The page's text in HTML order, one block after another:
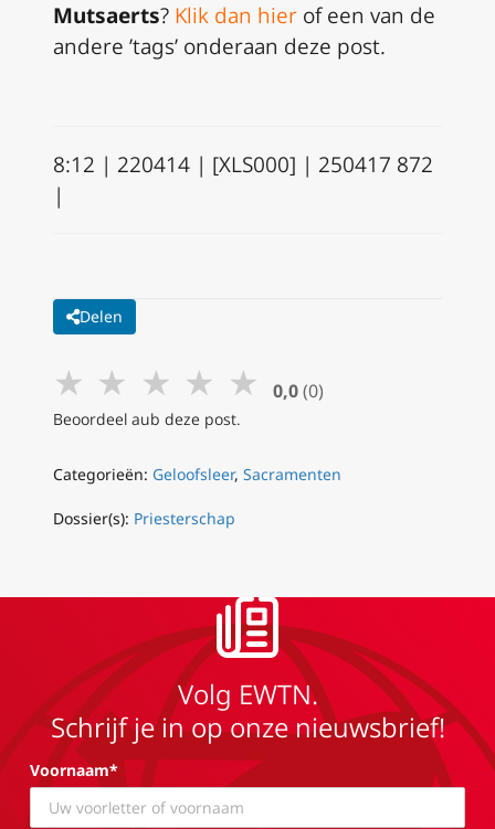
Mutsaerts? Klik dan hier of een van de
andere ’tags’ onderaan deze post.
8:12 | 220414 | [XLS000] | 250417 872
|
Delen
★ ★ ★ ★ ★ 0,0 (0)
Beoordeel aub deze post.
Categorieën: Geloofsleer, Sacramenten
Dossier(s): Priesterschap
Volg EWTN.
Schrijf je in op onze nieuwsbrief!
Voornaam*